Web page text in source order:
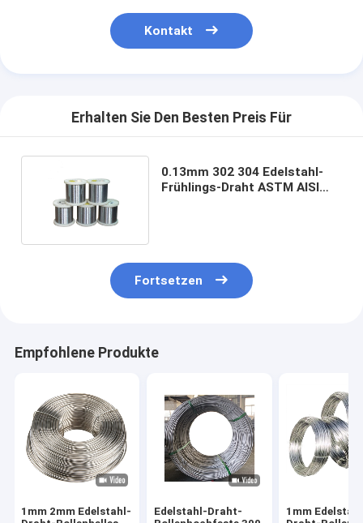
Kontakt
Erhalten Sie Den Besten Preis Für
0.13mm 302 304 Edelstahl-
Frühlings-Draht ASTM AISI
Fortsetzen
Empfohlene Produkte
1mm 2mm Edelstahl-
Edelstahl-Draht-
1mm